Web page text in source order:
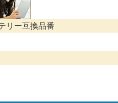
リー互換品番